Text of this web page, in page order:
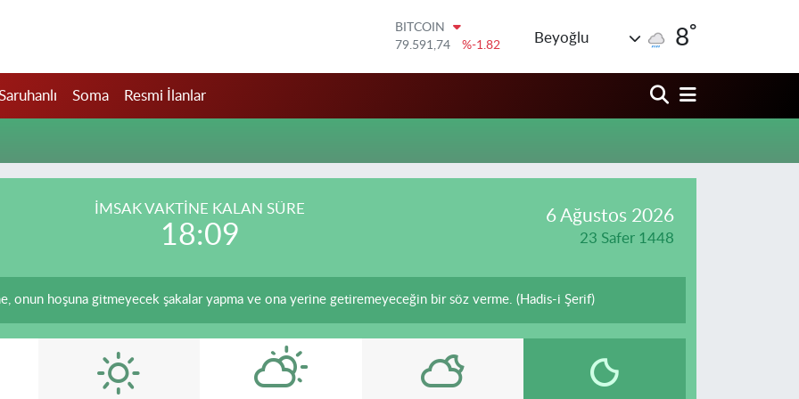
BITCOIN
79.591,74
%-1.82
53,38690
%0.19
Beyoğlu 8°
Soma Resmi İlanlar
İMSAK VAKTİNE KALAN SÜRE
18:09
6 Ağustos 2026
23 Safer 1448
onun hoşuna gitmeyecek şakalar yapma ve ona yerine getiremeyeceğin bir söz verme. (Hadis-i Şerif)